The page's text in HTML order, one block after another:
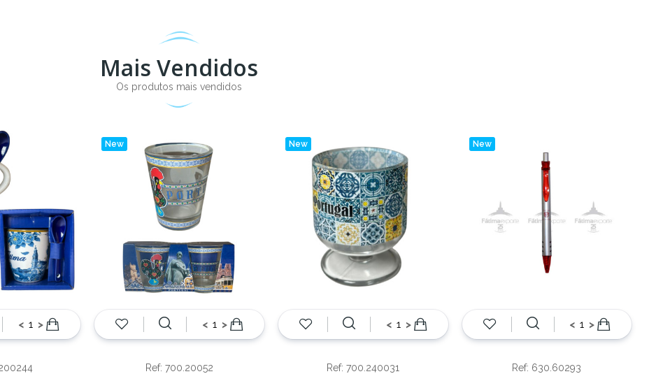
Mais Vendidos
Os produtos mais vendidos
< > < >
New
Ref: 700.20052
< >
New
Ref: 700.240031
< >
New
Ref: 630.60293